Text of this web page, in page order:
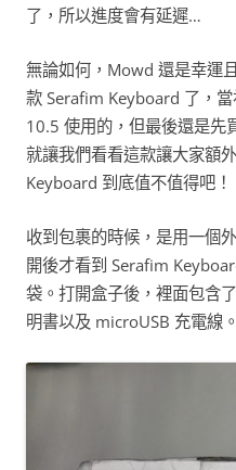
了，所以進度會有延遲…
無論如何，Mowd 還是幸運
款 Serafim Keyboard 了，
10.5 使用的，但最後還是先
就讓我們看看這款讓大家額
Keyboard 到底值不值得吧！
收到包裹的時候，是用一個
開後才看到 Serafim
袋。打開盒子後，裡面包含
明書以及 microUSB 充電線。